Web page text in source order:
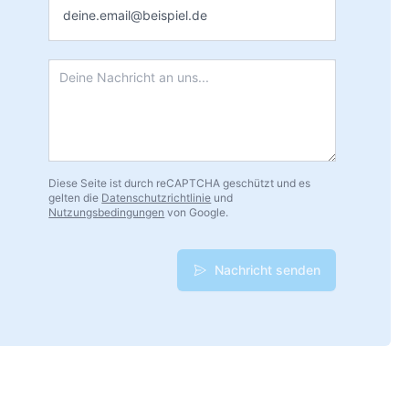
Nachricht
Diese Seite ist durch reCAPTCHA geschützt und es
gelten die Datenschutzrichtlinie und
Nutzungsbedingungen von Google.
Nachricht senden